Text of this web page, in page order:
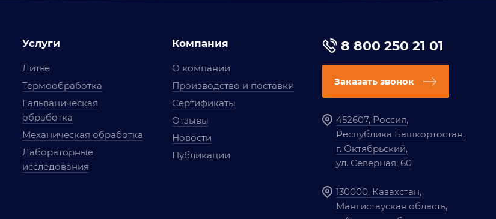
Услуги
Литьё
Термообработка
Гальваническая
обработка
Механическая обработка
Лабораторные
исследования
Компания
О компании
Производство и поставки
Сертификаты
Отзывы
Новости
Публикации
8 800 250 21 01
Заказать звонок
452607, Россия,
Республика Башкортостан,
г. Октябрьский,
ул. Северная, 60
130000, Казахстан,
Мангистауская область,